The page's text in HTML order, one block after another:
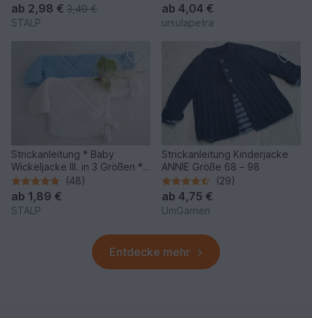
ab 2,98 € 3,49 €
STALP
ab 4,04 €
ursulapetra
Strickanleitung * Baby
Wickeljacke III. in 3 Größen *
Gr. 50 - 86
(48)
ab 1,89 €
STALP
Strickanleitung Kinderjacke
ANNIE Größe 68 – 98
(29)
ab 4,75 €
UmGarnen
Entdecke mehr